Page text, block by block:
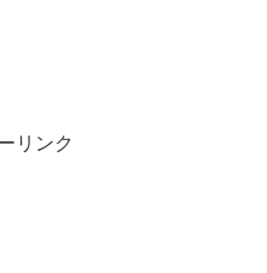
リンク